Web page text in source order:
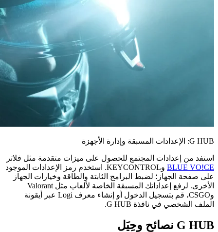
G HUB: الإعدادات المسبقة وإدارة الأجهزة
استفد من إعدادات المجتمع للحصول على ميزات متقدمة مثل فلاتر
BLUE VO!CE
وKEYCONTROL. استخدم رمز الإعدادات الموجود
على صفحة الجهاز؛ لضبط البرامج الثابتة والطاقة وخيارات الجهاز
الأخرى. لرفع إعداداتك المسبقة الخاصة لألعاب مثل Valorant
وCSGO، قم بتسجيل الدخول أو إنشاء معرف Logi عبر أيقونة
الملف الشخصي في نافذة G HUB.
G HUB نصائح وحِيَل